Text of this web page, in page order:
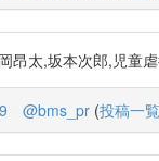
昂太,坂本次郎,児
@bms_pr (投稿一覧